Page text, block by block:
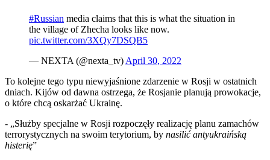
#Russian media claims that this is what the situation in
the village of Zhecha looks like now.
pic.twitter.com/3XQy7DSQB5
— NEXTA (@nexta_tv)April 30, 2022
To kolejne tego typu niewyjaśnione zdarzenie w Rosji w ostatnich
dniach. Kijów od dawna ostrzega, że Rosjanie planują prowokacje,
o które chcą oskarżać Ukrainę.
- „Służby specjalne w Rosji rozpoczęły realizację planu zamachów
terrorystycznych na swoim terytorium, by nasilić antyukraińską
histerię”